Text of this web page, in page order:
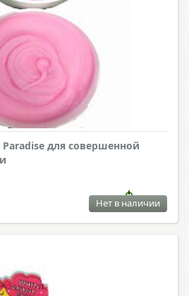
для совершенной
Нет в наличии